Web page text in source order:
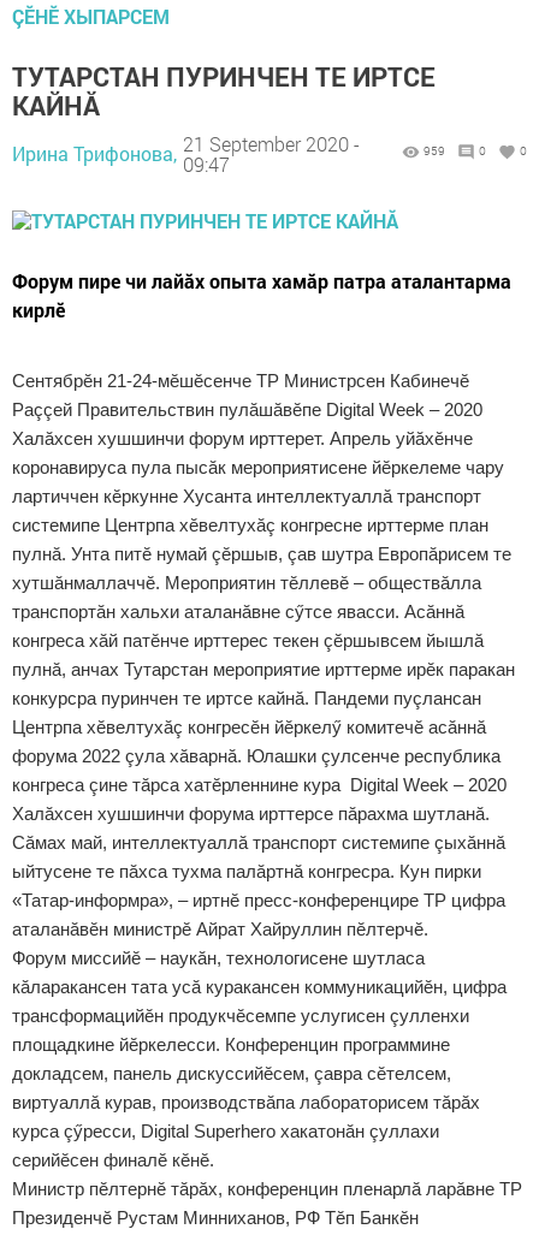
ÇӖНӖ ХЫПАРСЕМ
ТУТАРСТАН ПУРИНЧЕН ТЕ ИРТСЕ
КАЙНĂ
Ирина Трифонова, 21 September 2020 -
09:47
959 0 0
Форум пире чи лайăх опыта хамăр патра аталантарма
кирлӗ
Сентябрӗн 21-24-мӗшӗсенче ТР Министрсен Кабинечӗ
Раççей Правительствин пулăшăвӗпе Digital Week – 2020
Халăхсен хушшинчи форум ирттерет. Апрель уйăхӗнче
коронавируса пула пысăк мероприятисене йӗркелеме чару
лартиччен кӗркунне Хусанта интеллектуаллă транспорт
системипе Центрпа хӗвелтухăç конгресне ирттерме план
пулнă. Унта питӗ нумай çӗршыв, çав шутра Европăрисем те
хутшăнмаллаччӗ. Мероприятин тӗллевӗ – обществăлла
транспортăн хальхи аталанăвне сӳтсе явасси. Асăннă
конгреса хăй патӗнче ирттерес текен çӗршывсем йышлă
пулнă, анчах Тутарстан мероприятие ирттерме ирӗк паракан
конкурсра пуринчен те иртсе кайнă. Пандеми пуçлансан
Центрпа хӗвелтухăç конгресӗн йӗркелӳ комитечӗ асăннă
форума 2022 çула хăварнă. Юлашки çулсенче республика
конгреса çине тăрса хатӗрленнине кура Digital Week – 2020
Халăхсен хушшинчи форума ирттерсе пăрахма шутланă.
Сăмах май, интеллектуаллă транспорт системипе çыхăннă
ыйтусене те пăхса тухма палăртнă конгресра. Кун пирки
«Татар-информра», – иртнӗ пресс-конференцире ТР цифра
аталанăвӗн министрӗ Айрат Хайруллин пӗлтерчӗ.
Форум миссийӗ – наукăн, технологисене шутласа
кăларакансен тата усă куракансен коммуникацийӗн, цифра
трансформацийӗн продукчӗсемпе услугисен çулленхи
площадкине йӗркелесси. Конференцин программине
докладсем, панель дискуссийӗсем, çавра сӗтелсем,
виртуаллă курав, производствăпа лабораторисем тăрăх
курса çӳресси, Digital Superhero хакатонăн çуллахи
серийӗсен финалӗ кӗнӗ.
Министр пӗлтернӗ тăрăх, конференцин пленарлă ларăвне ТР
Президенчӗ Рустам Минниханов, РФ Тӗп Банкӗн